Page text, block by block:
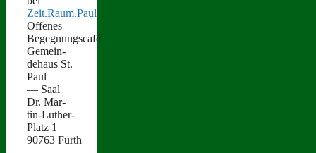
Zeit.Raum.Paul
Offenes
Begegnungscafé
Gemein­
de­haus St.
Paul
— Saal
Dr. Mar­
tin-Luther-
Platz 1
90763 Fürth